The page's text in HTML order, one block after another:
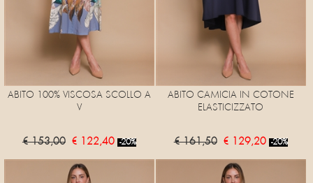
ABITO 100% VISCOSA SCOLLO A
V
€ 153,00 € 122,40 -20%
ABITO CAMICIA IN COTONE
ELASTICIZZATO
€ 161,50 € 129,20 -20%